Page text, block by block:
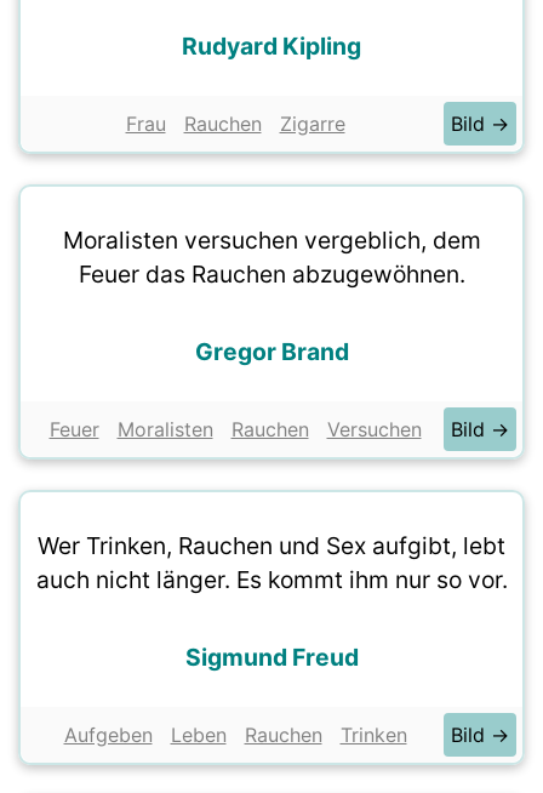
Rudyard Kipling
Frau Rauchen Zigarre Bild →
Moralisten versuchen vergeblich, dem
Feuer das Rauchen abzugewöhnen.
Gregor Brand
Feuer Moralisten Rauchen Versuchen Bild →
Wer Trinken, Rauchen und Sex aufgibt, lebt
auch nicht länger. Es kommt ihm nur so vor.
Sigmund Freud
Aufgeben Leben Rauchen Trinken Bild →